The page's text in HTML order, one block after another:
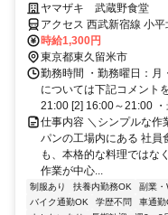
う方に◎社会との繋がりも持
ヤマザキ 武蔵野食堂
アクセス 西武新宿線 小
歩約15分、西武拝島線 小
時給1,300円
東京都東久留米市
勤務時間 ・勤務曜日：
については下記コメント
21:00 [2] 16:00～21:00 ・
仕事内容 ＼シンプルな作
パンの工場内にある 社員
も、本格的な料理ではな
作業が中心...
制服あり 扶養内勤務OK 副業・
バイク通勤OK
学歴不問 車通勤